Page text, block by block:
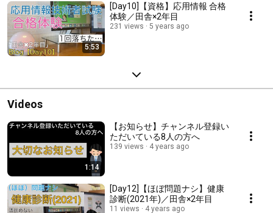
5:53
[Day10]【資格】応用情報 合格
体験／田舎×2年目
231 views 5 years ago
Videos
1:14
【お知らせ】チャンネル登録い
ただいている8人の方へ
139 views 4 years ago
[Day12]【ほぼ問題ナシ】健康
診断(2021年)／田舎×2年目
11 views 4 years ago